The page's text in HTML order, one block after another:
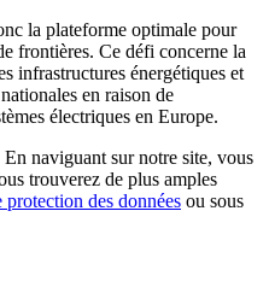
la plateforme optimale pour
frontières. Ce défi concerne la
infrastructures énergétiques et
en raison de
électriques en Europe.
naviguant sur notre site, vous
trouverez de plus amples
protection des données ou sous